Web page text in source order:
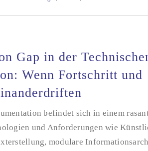
Gap in der
Wenn Fortschritt und
befindet sich in einem
und Anforderungen wie
modulare